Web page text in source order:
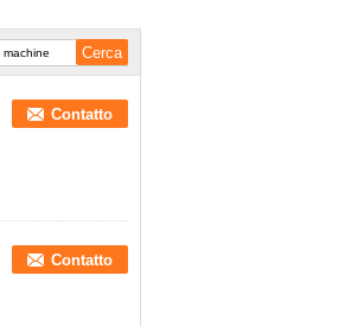
Contatto
Contatto